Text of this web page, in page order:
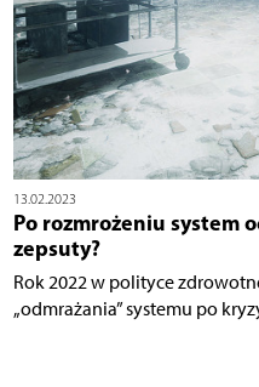
13.02.2023
Po rozmrożeniu system
zepsuty?
Rok 2022 w polityce
„odmrażania” systemu po